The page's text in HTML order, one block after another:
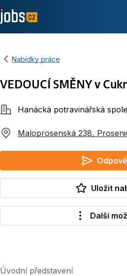
Nabídky práce
VEDOUCÍ SMĚNY v
SpolečnostHanácká potravinářská
Maloprosenská 238,
Uložit
Další
Úvodní představení